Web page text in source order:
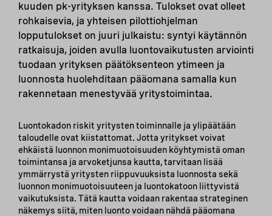
kuuden pk-yrityksen kanssa. Tulokset ovat olleet
rohkaisevia, ja yhteisen pilottiohjelman
lopputulokset on juuri julkaistu: syntyi käytännön
ratkaisuja, joiden avulla luontovaikutusten arviointi
tuodaan yrityksen päätöksenteon ytimeen ja
luonnosta huolehditaan pääomana samalla kun
rakennetaan menestyvää yritystoimintaa.
Luontokadon riskit yritysten toiminnalle ja ylipäätään
taloudelle ovat kiistattomat. Jotta yritykset voivat
ehkäistä luonnon monimuotoisuuden köyhtymistä oman
toimintansa ja arvoketjunsa kautta, tarvitaan lisää
ymmärrystä yritysten riippuvuuksista luonnosta sekä
luonnon monimuotoisuuteen ja luontokatoon liittyvistä
vaikutuksista. Tätä kautta voidaan rakentaa strateginen
näkemys siitä, miten luonto voidaan nähdä pääomana